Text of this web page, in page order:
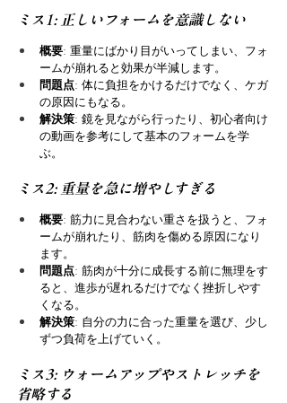
ミス1: 正しいフォームを意識しない
概要: 重量にばかり目がいってしまい、フォ
ームが崩れると効果が半減します。
問題点: 体に負担をかけるだけでなく、ケガ
の原因にもなる。
解決策: 鏡を見ながら行ったり、初心者向け
の動画を参考にして基本のフォームを学
ぶ。
ミス2: 重量を急に増やしすぎる
概要: 筋力に見合わない重さを扱うと、フォ
ームが崩れたり、筋肉を傷める原因になり
ます。
問題点: 筋肉が十分に成長する前に無理をす
ると、進歩が遅れるだけでなく挫折しやす
くなる。
解決策: 自分の力に合った重量を選び、少し
ずつ負荷を上げていく。
ミス3: ウォームアップやストレッチを
省略する